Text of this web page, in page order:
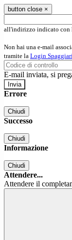
button close ×
all'indirizzo indicato con
Non hai una e-mail
tramite la Login
E-mail inviata, si
Errore
Chiudi
Successo
Chiudi
Informazione
Chiudi
Attendere...
Attendere il